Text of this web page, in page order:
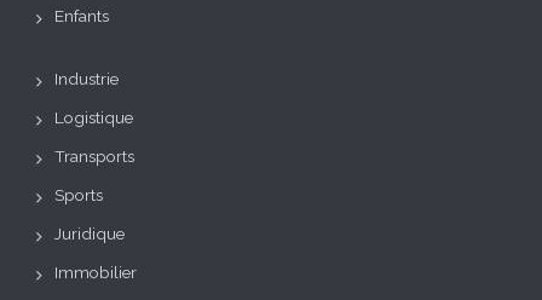
Enfants
Industrie
Logistique
Transports
Sports
Juridique
Immobilier